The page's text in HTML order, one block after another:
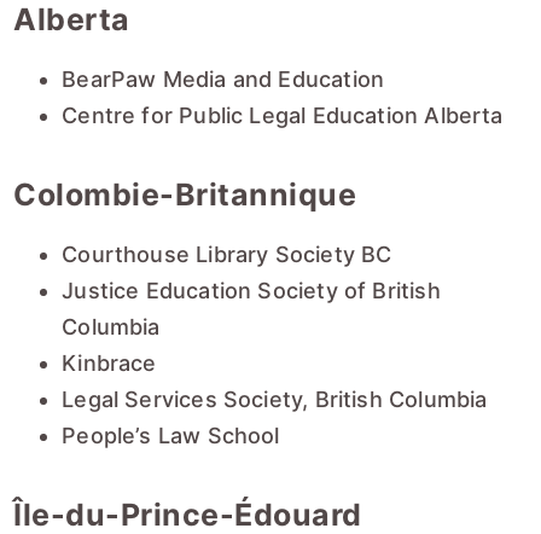
Alberta
BearPaw Media and Education
Centre for Public Legal Education Alberta
Colombie-Britannique
Courthouse Library Society BC
Justice Education Society of British
Columbia
Kinbrace
Legal Services Society, British Columbia
People’s Law School
Île-du-Prince-Édouard